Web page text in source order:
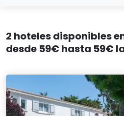
2 hoteles disponibles
desde 59€ hasta 59€